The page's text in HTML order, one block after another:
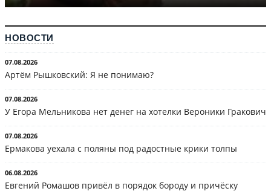
НОВОСТИ
07.08.2026
Артём Рышковский: Я не понимаю?
07.08.2026
У Егора Мельникова нет денег на хотелки Вероники Гракович
07.08.2026
Ермакова уехала с поляны под радостные крики толпы
06.08.2026
Евгений Ромашов привёл в порядок бороду и причёску